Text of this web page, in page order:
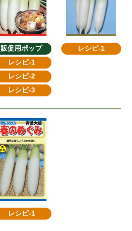
販促用ポップ
レシピ-1
レシピ-2
レシピ-3
レシピ-1
レシピ-1